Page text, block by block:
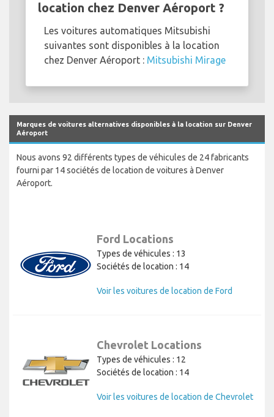
location chez Denver Aéroport ?
Les voitures automatiques Mitsubishi
suivantes sont disponibles à la location
chez Denver Aéroport : Mitsubishi Mirage
Marques de voitures alternatives disponibles à la location sur Denver
Aéroport
Nous avons 92 différents types de véhicules de 24 fabricants
fourni par 14 sociétés de location de voitures à Denver
Aéroport.
Ford Locations
Types de véhicules : 13
Sociétés de location : 14
Voir les voitures de location de Ford
Chevrolet Locations
Types de véhicules : 12
Sociétés de location : 14
Voir les voitures de location de Chevrolet